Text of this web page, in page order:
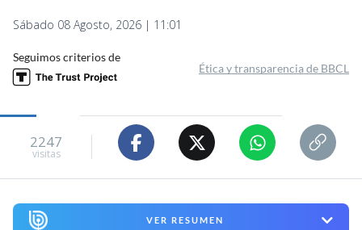
Sábado 08 Agosto, 2026 | 11:01
Seguimos criterios de
Ética y transparencia de BBCL
2247
visitas
VER RESUMEN